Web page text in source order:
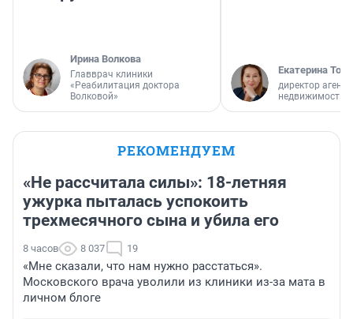
Ирина Волкова
Главврач клиники
«Реабилитация доктора
Волковой»
Екатерина
директор
недвижимости
РЕКОМЕНДУЕМ
«Не рассчитала силы»: 18-летняя
ужурка пыталась успокоить
трехмесячного сына и убила его
8 часов 8 037 19
«Мне сказали, что нам нужно расстаться».
Московского врача уволили из клиники из-за мата в
личном блоге